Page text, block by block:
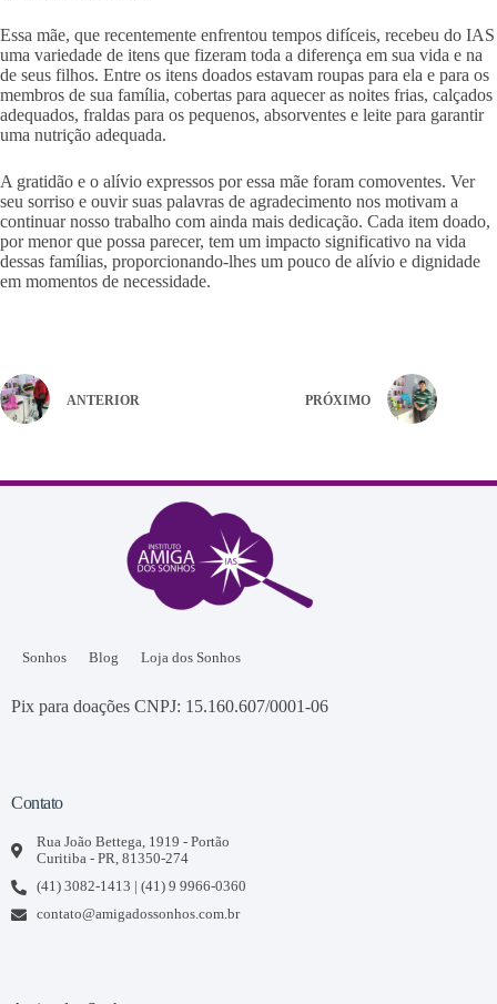
Essa mãe, que recentemente enfrentou tempos difíceis, recebeu do IAS
uma variedade de itens que fizeram toda a diferença em sua vida e na
de seus filhos. Entre os itens doados estavam roupas para ela e para os
membros de sua família, cobertas para aquecer as noites frias, calçados
adequados, fraldas para os pequenos, absorventes e leite para garantir
uma nutrição adequada.
A gratidão e o alívio expressos por essa mãe foram comoventes. Ver
seu sorriso e ouvir suas palavras de agradecimento nos motivam a
continuar nosso trabalho com ainda mais dedicação. Cada item doado,
por menor que possa parecer, tem um impacto significativo na vida
dessas famílias, proporcionando-lhes um pouco de alívio e dignidade
em momentos de necessidade.
ANTERIOR PRÓXIMO
Sonhos Blog Loja dos Sonhos
Pix para doações CNPJ: 15.160.607/0001-06
Contato
Rua João Bettega, 1919 - Portão
Curitiba - PR, 81350-274
(41) 3082-1413 | (41) 9 9966-0360
contato@amigadossonhos.com.br